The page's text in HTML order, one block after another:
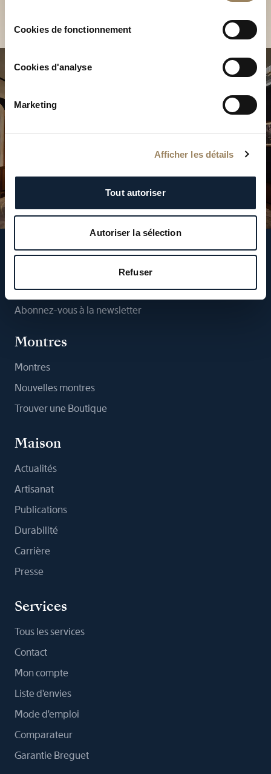
Cookies de fonctionnement
Cookies d'analyse
Marketing
Afficher les détails
Tout autoriser
Autoriser la sélection
Refuser
Suivez-nous
Abonnez-vous à la newsletter
Montres
Montres
Nouvelles montres
Trouver une Boutique
Maison
Actualités
Artisanat
Publications
Durabilité
Carrière
Presse
Services
Tous les services
Contact
Mon compte
Liste d'envies
Mode d'emploi
Comparateur
Garantie Breguet